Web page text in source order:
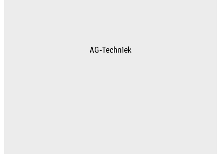
AG-Techniek